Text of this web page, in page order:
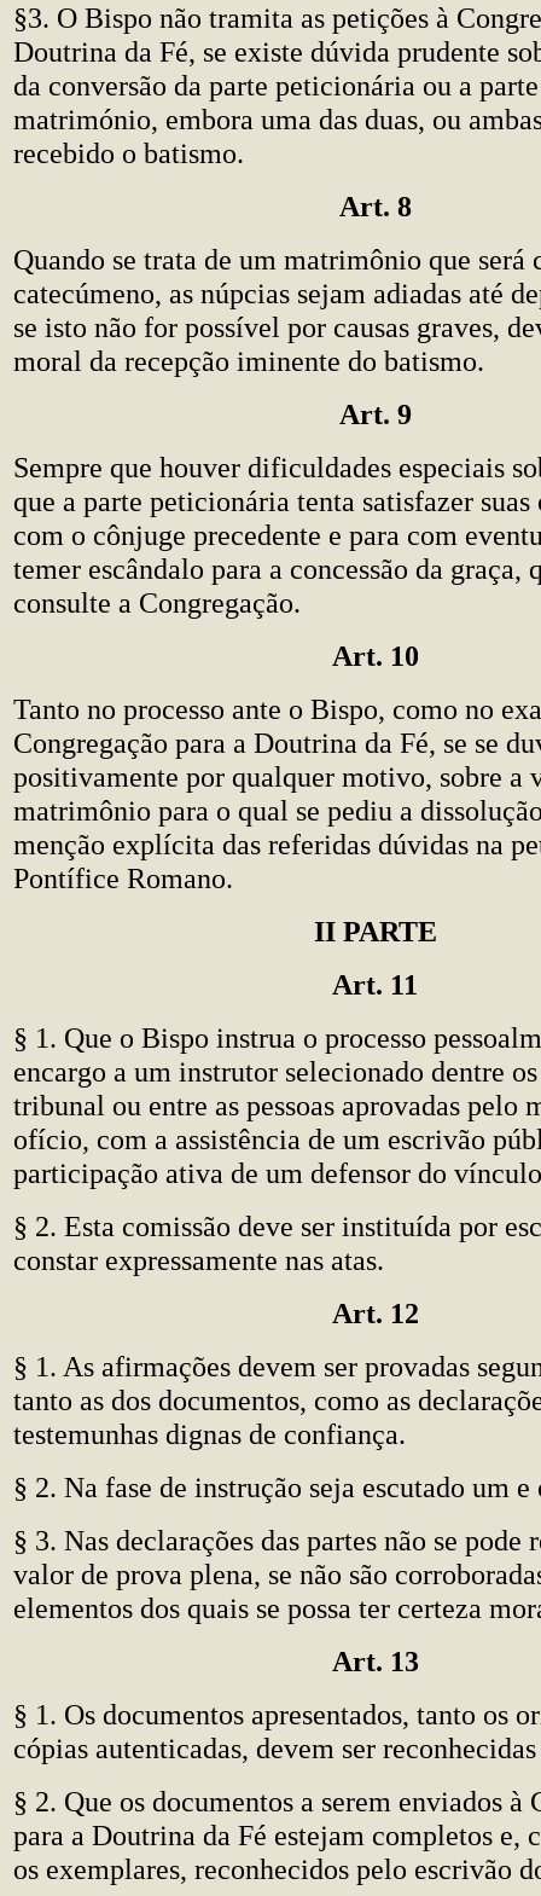
§3. O Bispo não tramita as petições à
Doutrina da Fé, se existe dúvida prudente
da conversão da parte peticionária ou a
matrimónio, embora uma das duas, ou
recebido o batismo.
Art. 8
Quando se trata de um matrimônio que será
catecúmeno, as núpcias sejam adiadas até
se isto não for possível por causas graves,
moral da recepção iminente do batismo.
Art. 9
Sempre que houver dificuldades especiais
que a parte peticionária tenta satisfazer suas
com o cônjuge precedente e para com
temer escândalo para a concessão da graça,
consulte a Congregação.
Art. 10
Tanto no processo ante o Bispo, como no
Congregação para a Doutrina da Fé, se se
positivamente por qualquer motivo, sobre a
matrimônio para o qual se pediu a
menção explícita das referidas dúvidas na
Pontífice Romano.
II PARTE
Art. 11
§ 1. Que o Bispo instrua o processo
encargo a um instrutor selecionado dentre
tribunal ou entre as pessoas aprovadas pelo
ofício, com a assistência de um escrivão
participação ativa de um defensor do
§ 2. Esta comissão deve ser instituída por
constar expressamente nas atas.
Art. 12
§ 1. As afirmações devem ser provadas
tanto as dos documentos, como as
testemunhas dignas de confiança.
§ 2. Na fase de instrução seja escutado um
§ 3. Nas declarações das partes não se pode
valor de prova plena, se não são
elementos dos quais se possa ter certeza
Art. 13
§ 1. Os documentos apresentados, tanto os
cópias autenticadas, devem ser
§ 2. Que os documentos a serem enviados à
para a Doutrina da Fé estejam completos e,
os exemplares, reconhecidos pelo escrivão